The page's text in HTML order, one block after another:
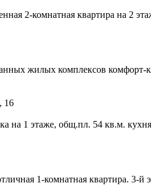
2-комнатная квартира на 2
жилых комплексов комфорт-
16
на 1 этаже, общ.пл. 54 кв.м.
1-комнатная квартира. 3-й